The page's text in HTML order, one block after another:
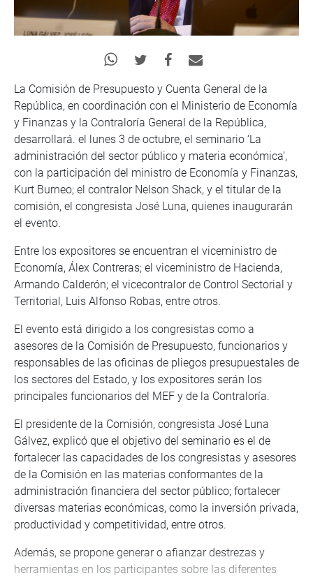
La Comisión de Presupuesto y Cuenta General de la
República, en coordinación con el Ministerio de Economía
y Finanzas y la Contraloría General de la República,
desarrollará. el lunes 3 de octubre, el seminario ‘La
administración del sector público y materia económica’,
con la participación del ministro de Economía y Finanzas,
Kurt Burneo; el contralor Nelson Shack, y el titular de la
comisión, el congresista José Luna, quienes inaugurarán
el evento.
Entre los expositores se encuentran el viceministro de
Economía, Álex Contreras; el viceministro de Hacienda,
Armando Calderón; el vicecontralor de Control Sectorial y
Territorial, Luis Alfonso Robas, entre otros.
El evento está dirigido a los congresistas como a
asesores de la Comisión de Presupuesto, funcionarios y
responsables de las oficinas de pliegos presupuestales de
los sectores del Estado, y los expositores serán los
principales funcionarios del MEF y de la Contraloría.
El presidente de la Comisión, congresista José Luna
Gálvez, explicó que el objetivo del seminario es el de
fortalecer las capacidades de los congresistas y asesores
de la Comisión en las materias conformantes de la
administración financiera del sector público; fortalecer
diversas materias económicas, como la inversión privada,
productividad y competitividad, entre otros.
Además, se propone generar o afianzar destrezas y
herramientas en los participantes sobre las diferentes